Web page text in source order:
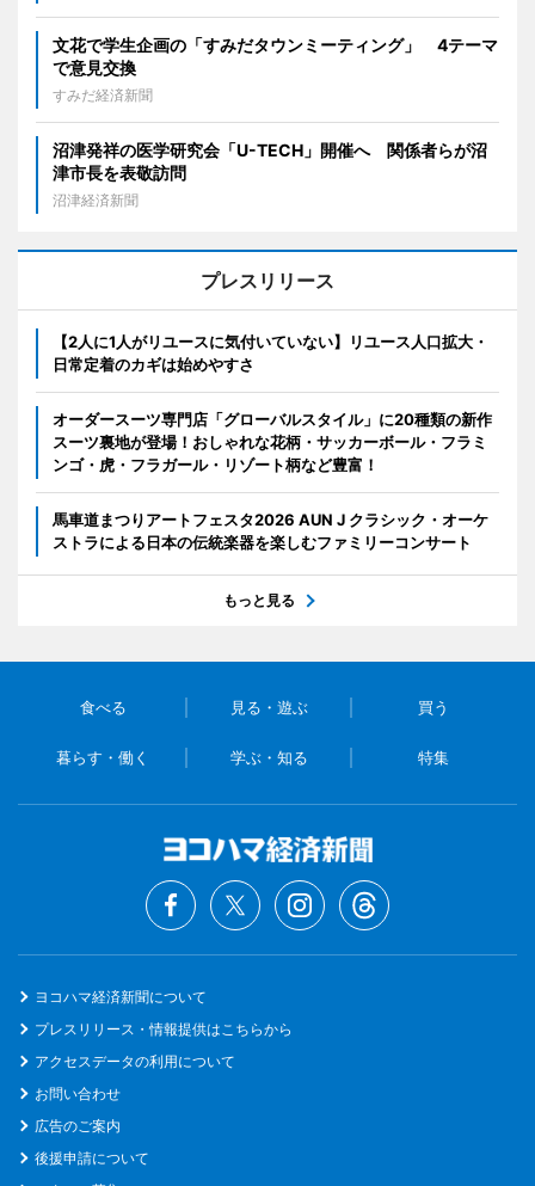
文花で学生企画の「すみだタウンミーティング」 4テーマ
で意見交換
すみだ経済新聞
沼津発祥の医学研究会「U-TECH」開催へ 関係者らが沼
津市長を表敬訪問
沼津経済新聞
プレスリリース
【2人に1人がリユースに気付いていない】リユース人口拡大・
日常定着のカギは始めやすさ
オーダースーツ専門店「グローバルスタイル」に20種類の新作
スーツ裏地が登場！おしゃれな花柄・サッカーボール・フラミ
ンゴ・虎・フラガール・リゾート柄など豊富！
馬車道まつりアートフェスタ2026 AUN J クラシック・オーケ
ストラによる日本の伝統楽器を楽しむファミリーコンサート
もっと見る
食べる 見る・遊ぶ 買う
暮らす・働く 学ぶ・知る 特集
ヨコハマ経済新聞について
プレスリリース・情報提供はこちらから
アクセスデータの利用について
お問い合わせ
広告のご案内
後援申請について